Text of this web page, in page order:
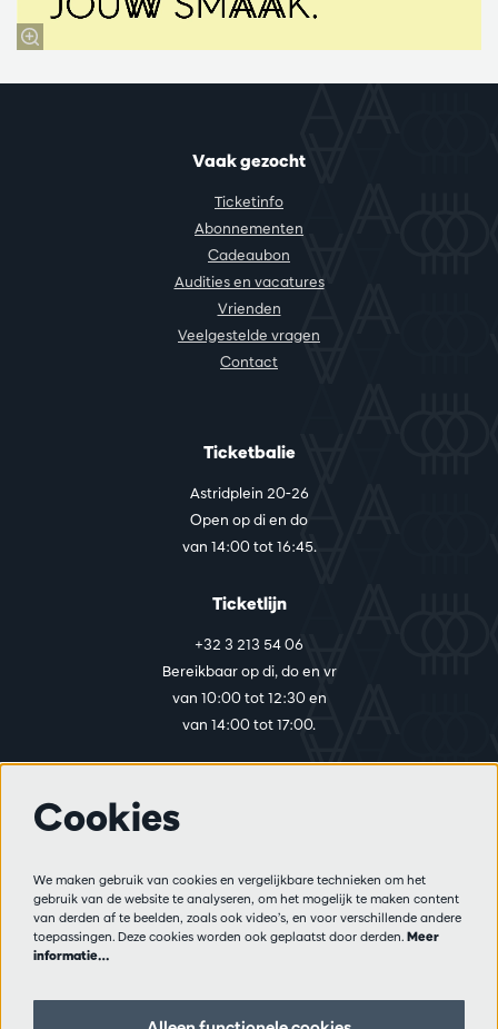
Vaak gezocht
Ticketinfo
Abonnementen
Cadeaubon
Audities en vacatures
Vrienden
Veelgestelde vragen
Contact
Ticketbalie
Astridplein 20-26
Open op di en do
van 14:00 tot 16:45.
Ticketlijn
+32 3 213 54 06
Bereikbaar op di, do en vr
van 10:00 tot 12:30 en
van 14:00 tot 17:00.
Privacy
Verkoopsvoorwaarden
Pers
Cookies
We maken gebruik van cookies en vergelijkbare technieken om het
gebruik van de website te analyseren, om het mogelijk te maken content
van derden af te beelden, zoals ook video’s, en voor verschillende andere
toepassingen. Deze cookies worden ook geplaatst door derden. Meer
informatie…